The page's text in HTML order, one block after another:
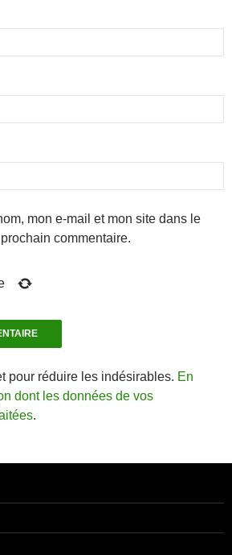
mon e-mail et mon site dans le
commentaire.
pour réduire les indésirables. En
dont les données de vos
.